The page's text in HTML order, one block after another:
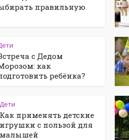
правильную
с Дедом
как
ребёнка?
Дети
Как применять детские
игрушки с пользой для
малышей